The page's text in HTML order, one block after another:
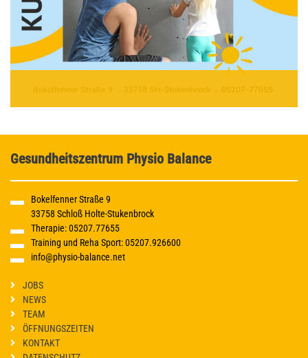
Gesundheitszentrum Physio Balance
Bokelfenner Straße 9
33758 Schloß Holte-Stukenbrock
Therapie:05207.77655
Training und Reha Sport:05207.926600
info@physio-balance.net
JOBS
NEWS
TEAM
ÖFFNUNGSZEITEN
KONTAKT